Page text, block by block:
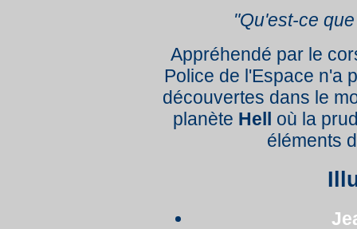
"Qu'est-ce
Appréhendé par le
Police de l'Espace n'a
découvertes dans le
planète Hell où la
éléments